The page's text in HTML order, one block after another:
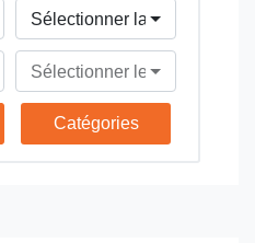
Sélectionner la marque du
du véhicule
Sélectionner le type du
Catégories